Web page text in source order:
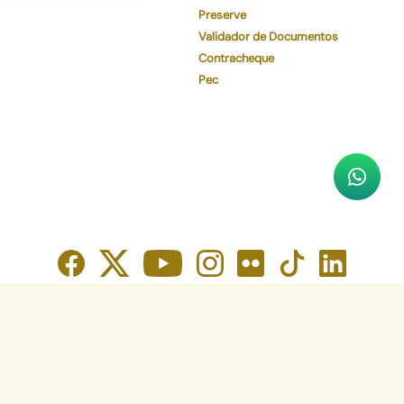
Preserve
Validador de Documentos
Contracheque
Pec